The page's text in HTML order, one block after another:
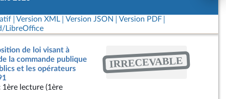
Version XML Version JSON
Version PDF
LibreOffice
de loi visant à
la commande publique
et les opérateurs
1ère lecture (1ère
IRRECEVABLE